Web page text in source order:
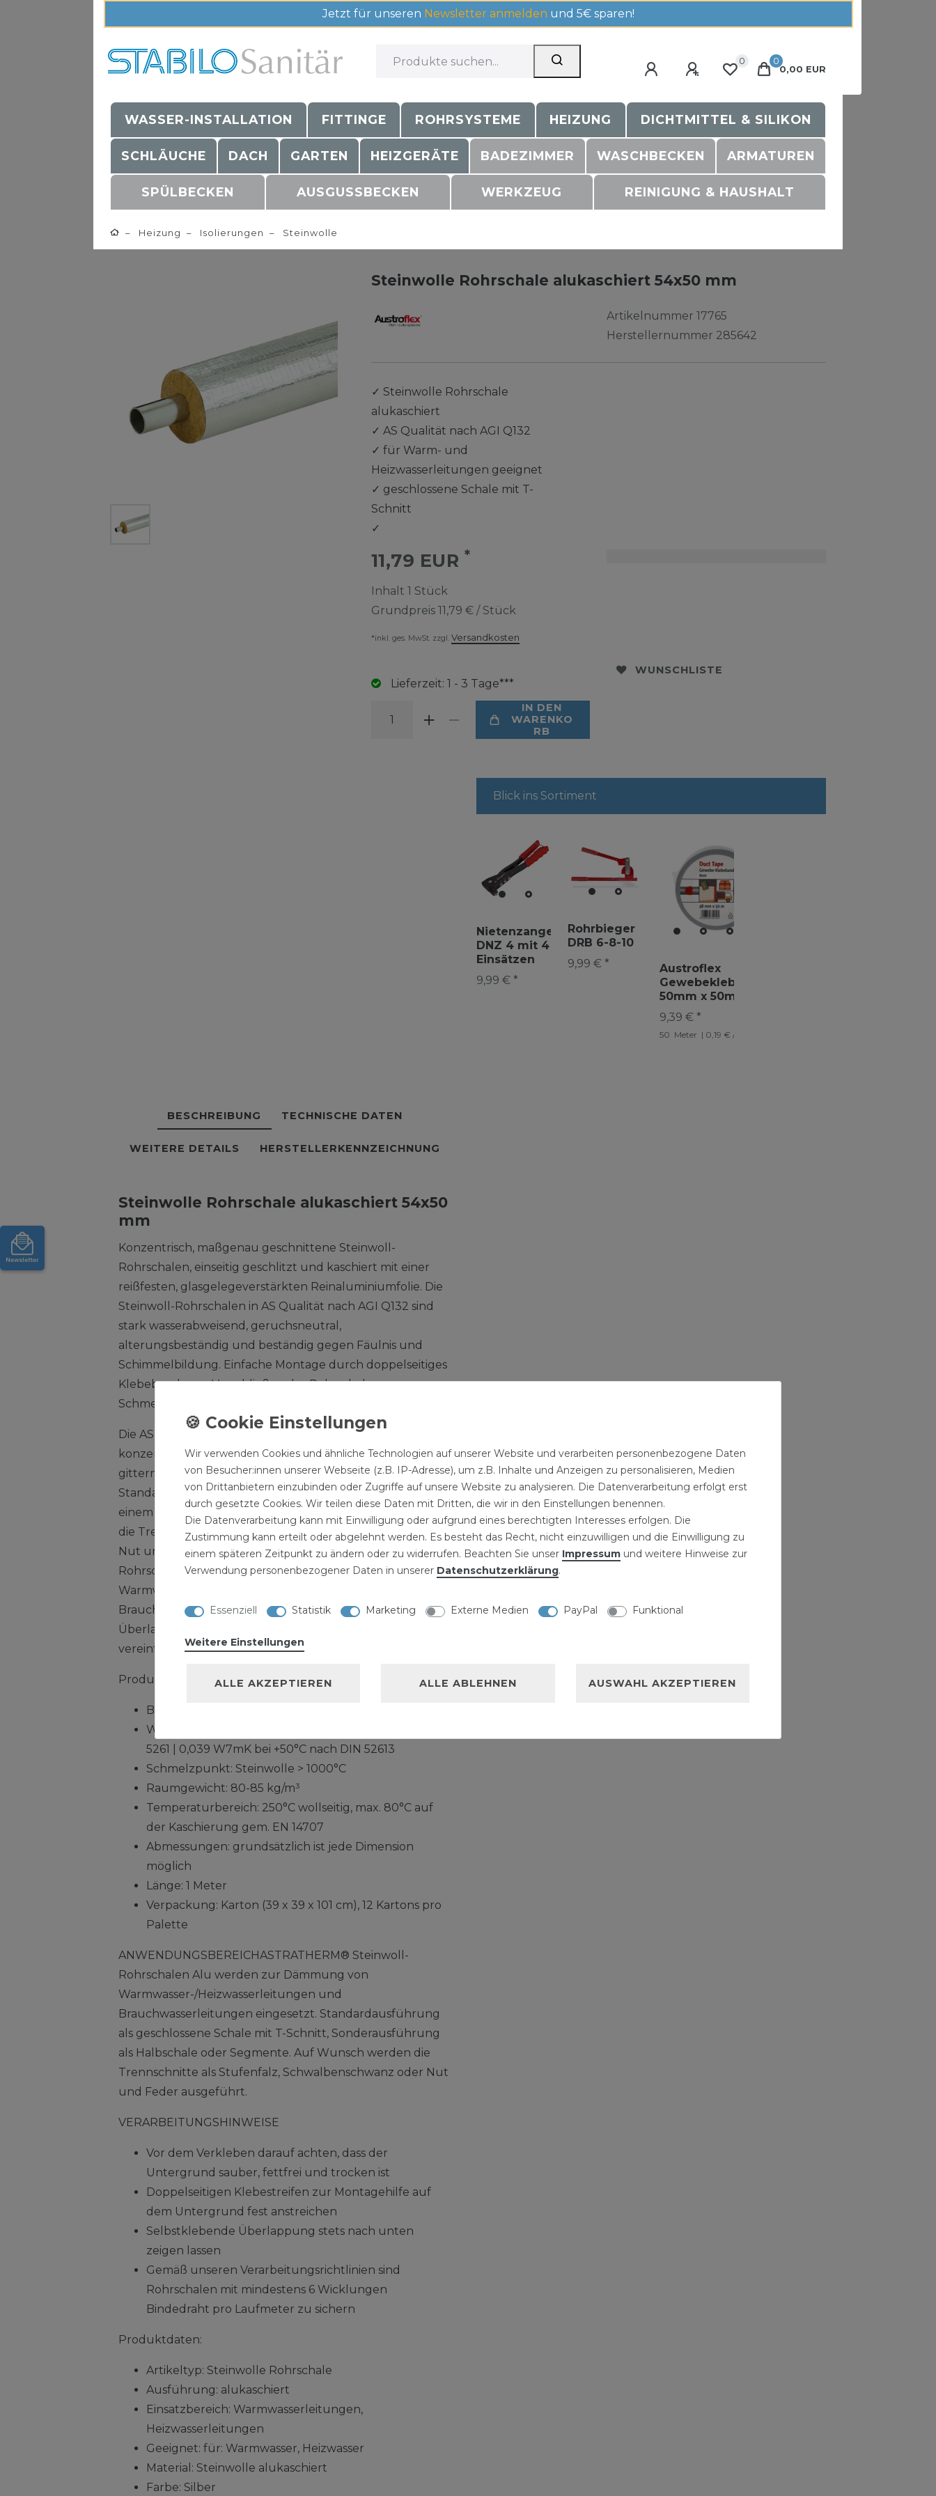
Jetzt für unseren Newsletter anmelden und 5€ sparen!
0
0
0,00 EUR
WASSER-INSTALLATION FITTINGE ROHRSYSTEME HEIZUNG DICHTMITTEL & SILIKON
SCHLÄUCHE DACH GARTEN HEIZGERÄTE BADEZIMMER WASCHBECKEN ARMATUREN
SPÜLBECKEN AUSGUSSBECKEN WERKZEUG REINIGUNG & HAUSHALT
Heizung Isolierungen Steinwolle
Steinwolle Rohrschale alukaschiert 54x50 mm
Artikelnummer17765
Herstellernummer 285642
✓ Steinwolle Rohrschale
alukaschiert
✓ AS Qualität nach AGI Q132
✓ für Warm- und
Heizwasserleitungen geeignet
✓ geschlossene Schale mit T-
Schnitt
✓
11,79 EUR *
Inhalt 1 Stück
Grundpreis 11,79 € / Stück
*inkl. ges. MwSt. zzgl. Versandkosten
Lieferzeit: 1 - 3 Tage***
IN DEN
WARENKO
RB
WUNSCHLISTE
Blick ins Sortiment
Nietenzange
DNZ 4 mit 4
Einsätzen
9,99 € *
Rohrbieger
DRB 6-8-10
9,99 € *
Austroflex
Gewebeklebeband
50mm x 50m
Gewebeband grau
Rohrisolierung
9,39 € *
50 Meter | 0,19 € / Meter
BESCHREIBUNG TECHNISCHE DATEN
WEITERE DETAILS HERSTELLERKENNZEICHNUNG
Steinwolle Rohrschale alukaschiert 54x50
mm
Konzentrisch, maßgenau geschnittene Steinwoll-
Rohrschalen, einseitig geschlitzt und kaschiert mit einer
reißfesten, glasgelegeverstärkten Reinaluminiumfolie. Die
Steinwoll-Rohrschalen in AS Qualität nach AGI Q132 sind
stark wasserabweisend, geruchsneutral,
alterungsbeständig und beständig gegen Fäulnis und
Schimmelbildung. Einfache Montage durch doppelseitiges
Klebeband zum Verschließen der Rohrschale.
Schmelzpunkt der Steinwolle? 1000°C.
Die ASTRATHERM Steinwoll-Rohrschale ist eine
konzentrisch, maßgenaue Steinwolle-Rohrschale mit einer
gitternetzverstärkten Aluminiumfolie aufkaschiert. Die
Standardausführung wird als geschlossene Schale mit
einem T-Schnitt produziert, Sonder Auf Wunsch werden
die Trennschnitte als Stufenfalz, Schwalbenschwanz oder
Nut und Feder ausgeführt. ASTRATHERM Steinwoll-
Rohrschalen Alu werden zur Dämmung von
Warmwasserleitungen, Heizwasserleitungen und
Brauchwasserleitungen eingesetzt. Die selbstklebende
Überlappung zum Verschließen der Rohrschale
vereinfacht die Montage.
Produktdetails:
Brandklasse: A2 gemäß EN 13501-1, sowie DIN 4102-1
Wärmeleitkoeffizent: 0,037 W/mK bei +40°C nach DIN
5261 | 0,039 W7mK bei +50°C nach DIN 52613
Schmelzpunkt: Steinwolle > 1000°C
Raumgewicht: 80-85 kg/m³
Temperaturbereich: 250°C wollseitig, max. 80°C auf
der Kaschierung gem. EN 14707
Abmessungen: grundsätzlich ist jede Dimension
möglich
Länge: 1 Meter
Verpackung: Karton (39 x 39 x 101 cm), 12 Kartons pro
Palette
ANWENDUNGSBEREICHASTRATHERM® Steinwoll-
Rohrschalen Alu werden zur Dämmung von
Warmwasser-/Heizwasserleitungen und
Brauchwasserleitungen eingesetzt. Standardausführung
als geschlossene Schale mit T-Schnitt, Sonderausführung
als Halbschale oder Segmente. Auf Wunsch werden die
Trennschnitte als Stufenfalz, Schwalbenschwanz oder Nut
und Feder ausgeführt.
VERARBEITUNGSHINWEISE
Vor dem Verkleben darauf achten, dass der
Untergrund sauber, fettfrei und trocken ist
Doppelseitigen Klebestreifen zur Montagehilfe auf
dem Untergrund fest anstreichen
Selbstklebende Überlappung stets nach unten
zeigen lassen
Gemäß unseren Verarbeitungsrichtlinien sind
Rohrschalen mit mindestens 6 Wicklungen
Bindedraht pro Laufmeter zu sichern
Produktdaten:
Artikeltyp: Steinwolle Rohrschale
Ausführung: alukaschiert
Einsatzbereich: Warmwasserleitungen,
Heizwasserleitungen
Geeignet: für: Warmwasser, Heizwasser
Material: Steinwolle alukaschiert
Farbe: Silber
Wir verwenden Cookies und ähnliche Technologien auf unserer Website und verarbeiten personenbezogene Daten
von Besucher:innen unserer Webseite (z.B. IP-Adresse), um z.B. Inhalte und Anzeigen zu personalisieren, Medien
von Drittanbietern einzubinden oder Zugriffe auf unsere Website zu analysieren. Die Datenverarbeitung erfolgt erst
durch gesetzte Cookies. Wir teilen diese Daten mit Dritten, die wir in den Einstellungen benennen.
Die Datenverarbeitung kann mit Einwilligung oder aufgrund eines berechtigten Interesses erfolgen. Die
Zustimmung kann erteilt oder abgelehnt werden. Es besteht das Recht, nicht einzuwilligen und die Einwilligung zu
einem späteren Zeitpunkt zu ändern oder zu widerrufen. Beachten Sie unser Impressum und weitere Hinweise zur
Verwendung personenbezogener Daten in unserer Daten­schutz­erklärung.
Essenziell Statistik Marketing Externe Medien PayPal Funktional
Weitere Einstellungen
ALLE AKZEPTIEREN ALLE ABLEHNEN AUSWAHL AKZEPTIEREN